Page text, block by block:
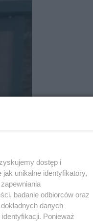
dostęp i
unikalne identyfikatory,
badanie odbiorców oraz
danych
Ponieważ